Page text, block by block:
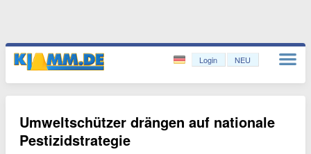
Login NEU
Umweltschützer drängen auf nationale
Pestizidstrategie